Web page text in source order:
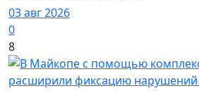
03 авг 2026
0
8